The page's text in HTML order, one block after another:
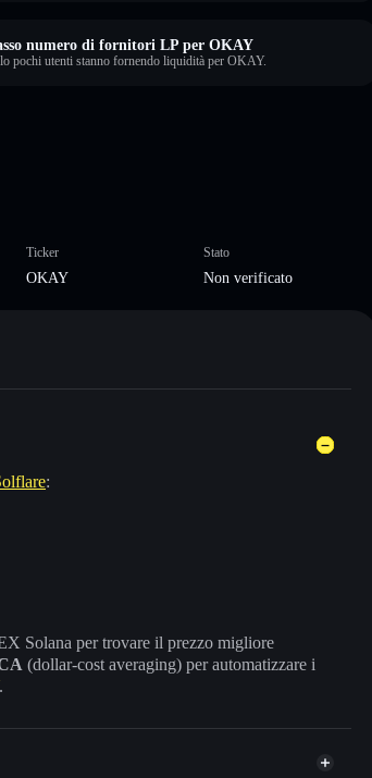
numero di fornitori LP per OKAY
pochi utenti stanno fornendo liquidità per OKAY.
Ticker
OKAY
Stato
Non verificato
:
Solana per trovare il prezzo migliore
(dollar-cost averaging) per automatizzare i
.